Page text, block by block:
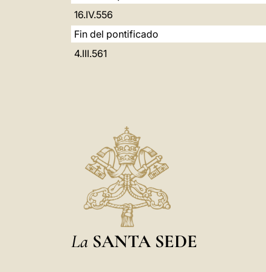
16.IV.556
Fin del pontificado
4.III.561
La SANTA SEDE